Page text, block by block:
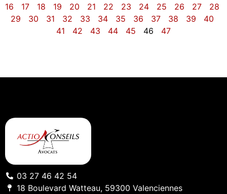
16
17 18 19 20 21 22 23 24 25 26 27
28
29
30 31 32 33 34 35 36 37 38 39
40
41
42 43 44 45 46 47
03 27 46 42 54
18 Boulevard Watteau, 59300 Valenciennes